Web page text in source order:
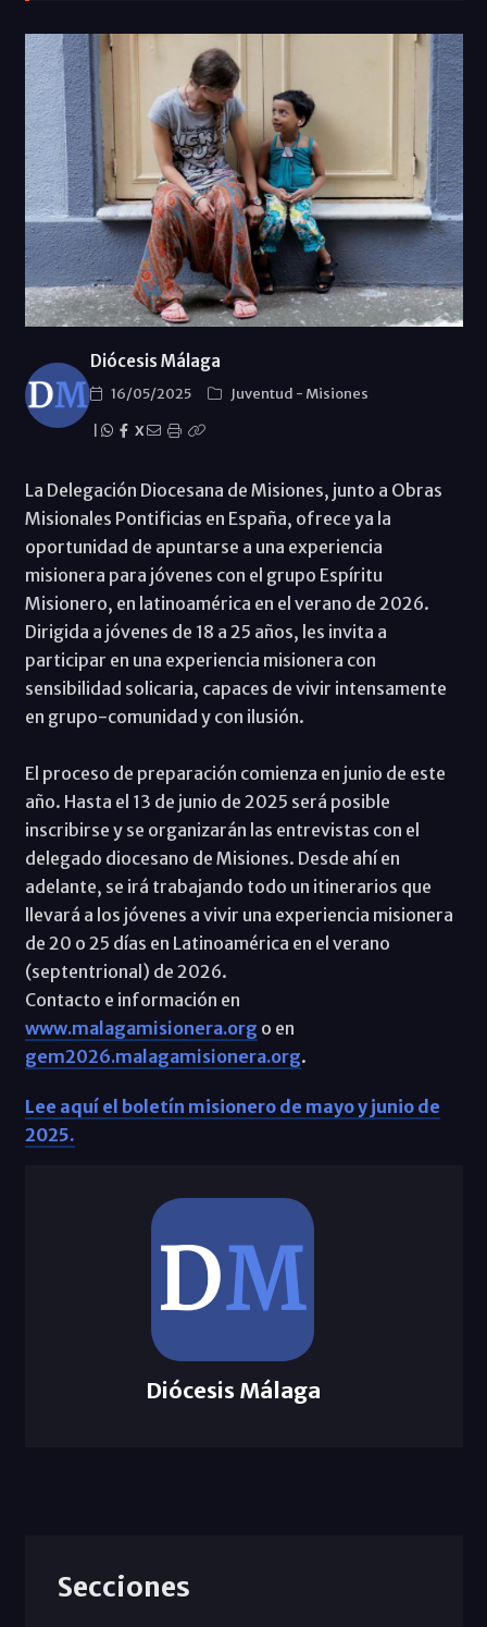
Diócesis Málaga
16/05/2025 Juventud - Misiones
X
La Delegación Diocesana de Misiones, junto a Obras
Misionales Pontificias en España, ofrece ya la
oportunidad de apuntarse a una experiencia
misionera para jóvenes con el grupo Espíritu
Misionero, en latinoamérica en el verano de 2026.
Dirigida a jóvenes de 18 a 25 años, les invita a
participar en una experiencia misionera con
sensibilidad solicaria, capaces de vivir intensamente
en grupo-comunidad y con ilusión.
El proceso de preparación comienza en junio de este
año. Hasta el 13 de junio de 2025 será posible
inscribirse y se organizarán las entrevistas con el
delegado diocesano de Misiones. Desde ahí en
adelante, se irá trabajando todo un itinerarios que
llevará a los jóvenes a vivir una experiencia misionera
de 20 o 25 días en Latinoamérica en el verano
(septentrional) de 2026.
Contacto e información en
www.malagamisionera.org o en
gem2026.malagamisionera.org.
Lee aquí el boletín misionero de mayo y junio de
2025.
Diócesis Málaga
Secciones